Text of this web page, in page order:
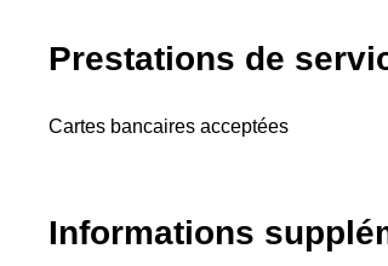
Prestations de
Cartes bancaires acceptées
Informations